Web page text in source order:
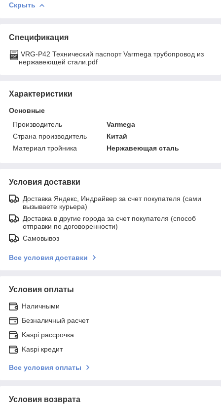
Скрыть
Спецификация
VRG-P42 Технический паспорт Varmega трубопровод из
нержавеющей стали.pdf
Характеристики
Основные
Производитель
Varmega
Страна производитель
Китай
Материал тройника
Нержавеющая сталь
Условия доставки
Доставка Яндекс, Индрайвер за счет покупателя (сами
вызываете курьера)
Доставка в другие города за счет покупателя (способ
отправки по договоренности)
Самовывоз
Все условия доставки
Условия оплаты
Наличными
Безналичный расчет
Kaspi рассрочка
Kaspi кредит
Все условия оплаты
Условия возврата